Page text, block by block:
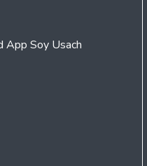
App Soy Usach